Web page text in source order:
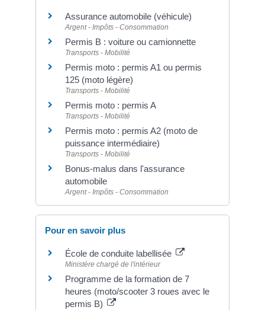
Assurance automobile (véhicule)
Argent - Impôts - Consommation
Permis B : voiture ou camionnette
Transports - Mobilité
Permis moto : permis A1 ou permis
125 (moto légère)
Transports - Mobilité
Permis moto : permis A
Transports - Mobilité
Permis moto : permis A2 (moto de
puissance intermédiaire)
Transports - Mobilité
Bonus-malus dans l'assurance
automobile
Argent - Impôts - Consommation
Pour en savoir plus
École de conduite labellisée
Ministère chargé de l'intérieur
Programme de la formation de 7
heures (moto/scooter 3 roues avec le
permis B)